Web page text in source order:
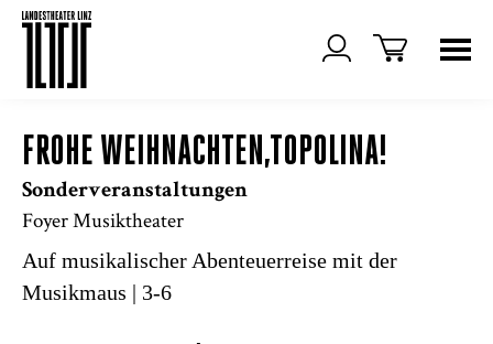
FROHE WEIHNACHTEN,TOPOLINA!
Sonderveranstaltungen
Foyer Musiktheater
Auf musikalischer Abenteuerreise mit der
Musikmaus | 3-6